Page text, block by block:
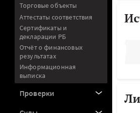
Торговые объекты
Аттестаты соответствия
Сертификаты и
декларации РБ
Отчёт о финансовых
результатах
Информационная
выписка
Проверки